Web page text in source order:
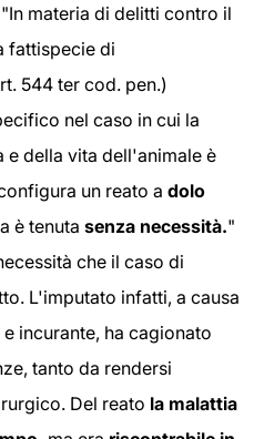
materia di delitti contro il
fattispecie di
544 ter cod. pen.)
nel caso in cui la
della vita dell'animale è
un reato a dolo
è tenuta senza necessità."
che il caso di
L'imputato infatti, a causa
incurante, ha cagionato
tanto da rendersi
Del reato la malattia